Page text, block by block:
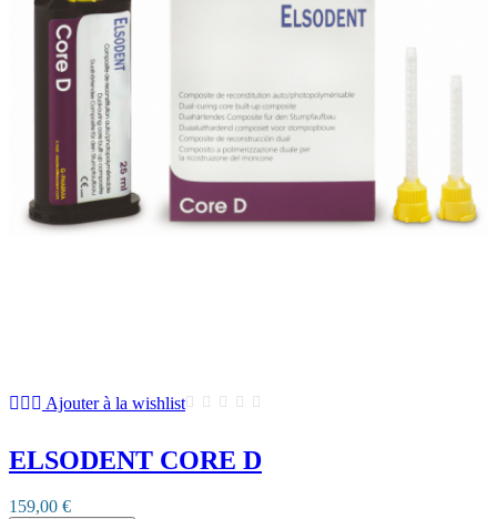
Ajouter à la wishlist
ELSODENT CORE D
159,00 €